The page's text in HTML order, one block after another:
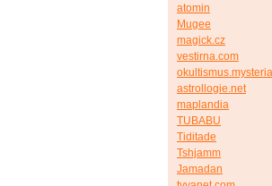
atomin
Mugee
magick.cz
vestirna.com
astrollogie.net
maplandia
TUBABU
Tiditade
Tshjamm
Jamadan